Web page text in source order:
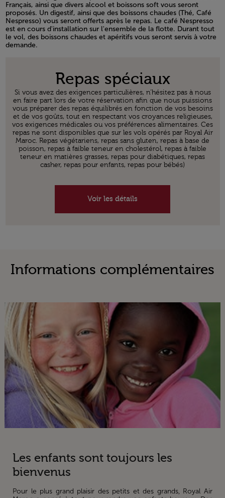
Français, ainsi que divers alcool et boissons soft vous seront
proposés. Un digestif, ainsi que des boissons chaudes (Thé, Café
Nespresso) vous seront offerts après le repas. Le café Nespresso
est en cours d'installation sur l'ensemble de la flotte. Durant tout
le vol, des boissons chaudes et apéritifs vous seront servis à votre
demande.
Repas spéciaux
Si vous avez des exigences particulières, n'hésitez pas à nous
en faire part lors de votre réservation afin que nous puissions
vous préparer des repas équilibrés en fonction de vos besoins
et de vos goûts, tout en respectant vos croyances religieuses,
vos exigences médicales ou vos préférences alimentaires. Ces
repas ne sont disponibles que sur les vols opérés par Royal Air
Maroc. Repas végétariens, repas sans gluten, repas à base de
poisson, repas à faible teneur en cholestérol, repas à faible
teneur en matières grasses, repas pour diabétiques, repas
casher, repas pour enfants, repas pour bébés)
Voir les détails
Informations complémentaires
Les enfants sont toujours les
bienvenus
Pour le plus grand plaisir des petits et des grands, Royal Air